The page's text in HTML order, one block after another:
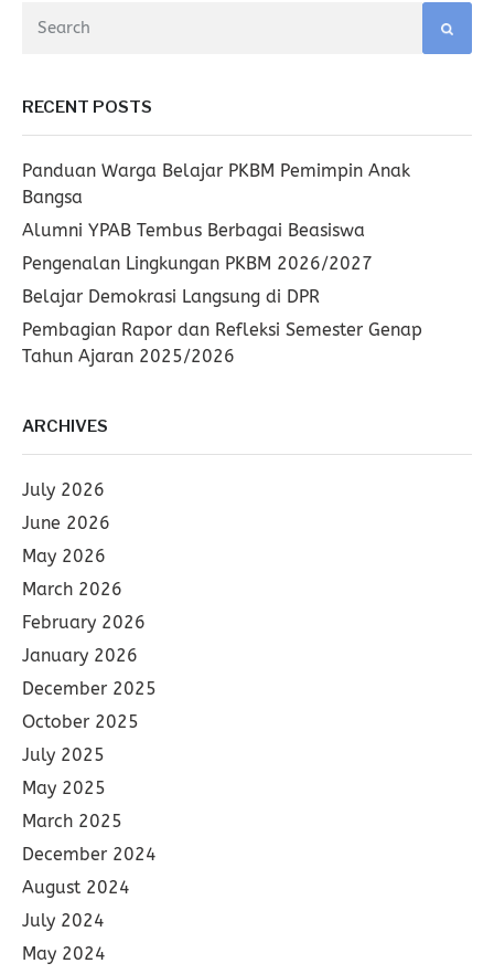
RECENT POSTS
Panduan Warga Belajar PKBM Pemimpin Anak
Bangsa
Alumni YPAB Tembus Berbagai Beasiswa
Pengenalan Lingkungan PKBM 2026/2027
Belajar Demokrasi Langsung di DPR
Pembagian Rapor dan Refleksi Semester Genap
Tahun Ajaran 2025/2026
ARCHIVES
July 2026
June 2026
May 2026
March 2026
February 2026
January 2026
December 2025
October 2025
July 2025
May 2025
March 2025
December 2024
August 2024
July 2024
May 2024